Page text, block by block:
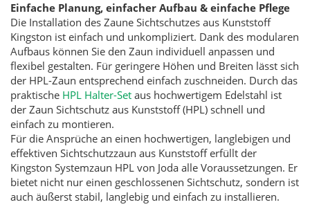
Einfache Planung, einfacher Aufbau & einfache Pflege
Die Installation des Zaune Sichtschutzes aus Kunststoff
Kingston ist einfach und unkompliziert. Dank des modularen
Aufbaus können Sie den Zaun individuell anpassen und
flexibel gestalten. Für geringere Höhen und Breiten lässt sich
der HPL-Zaun entsprechend einfach zuschneiden. Durch das
praktische HPL Halter-Set aus hochwertigem Edelstahl ist
der Zaun Sichtschutz aus Kunststoff (HPL) schnell und
einfach zu montieren.
Für die Ansprüche an einen hochwertigen, langlebigen und
effektiven Sichtschutzzaun aus Kunststoff erfüllt der
Kingston Systemzaun HPL von Joda alle Voraussetzungen. Er
bietet nicht nur einen geschlossenen Sichtschutz, sondern ist
auch äußerst stabil, langlebig und einfach zu installieren.